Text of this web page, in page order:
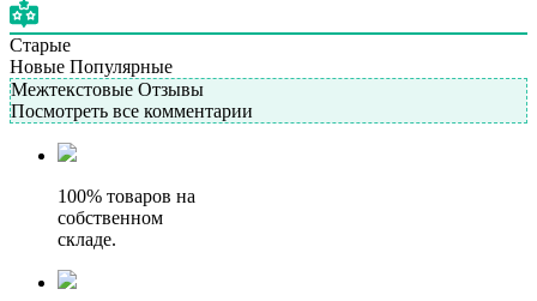
Старые
Новые Популярные
Межтекстовые Отзывы
Посмотреть все комментарии
100% товаров на
собственном
складе.